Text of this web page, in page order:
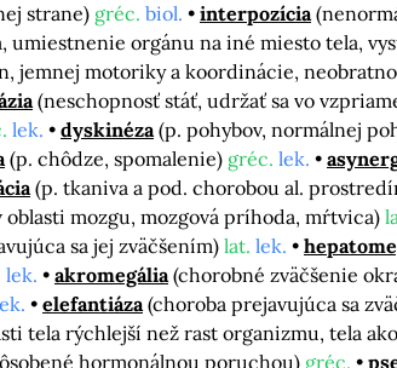
strane) gréc. biol. interpozícia
umiestnenie orgánu na iné miesto tela,
jemnej motoriky a koordinácie,
(neschopnosť stáť, udržať sa vo
lek. dyskinéza (p. pohybov, normálnej
(p. chôdze, spomalenie) gréc. lek.
(p. tkaniva a pod. chorobou al.
mozgu, mozgová príhoda, mŕtvica)
sa jej zväčšením) lat. lek.
lek. akromegália (chorobné zväčšenie
elefantiáza (choroba prejavujúca sa
tela rýchlejší než rast organizmu, tela
hormonálnou poruchou) gréc.